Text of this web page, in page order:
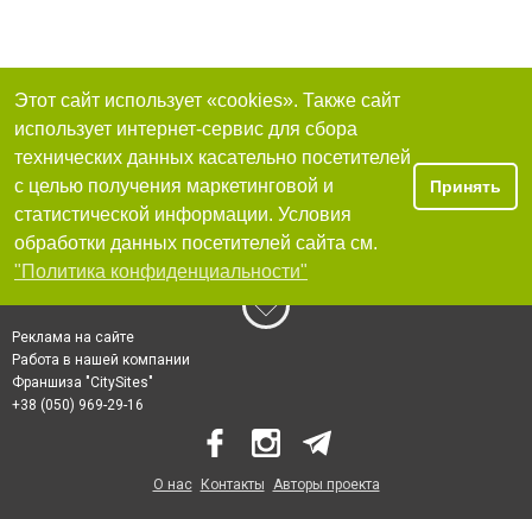
Этот сайт использует «cookies». Также сайт
использует интернет-сервис для сбора
технических данных касательно посетителей
с целью получения маркетинговой и
статистической информации. Условия
обработки данных посетителей сайта см.
"Политика конфиденциальности"
Принять
Реклама на сайте
Работа в нашей компании
Франшиза "CitySites"
+38 (050) 969-29-16
О нас Контакты Авторы проекта